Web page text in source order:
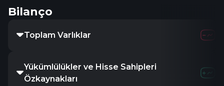
Bilanço
Toplam Varlıklar
Yükümlülükler ve Hisse Sahipleri
Özkaynakları